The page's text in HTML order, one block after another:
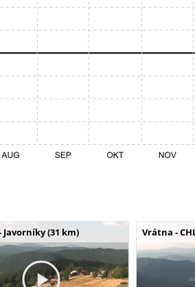
Javorníky (31 km) Vrátna -